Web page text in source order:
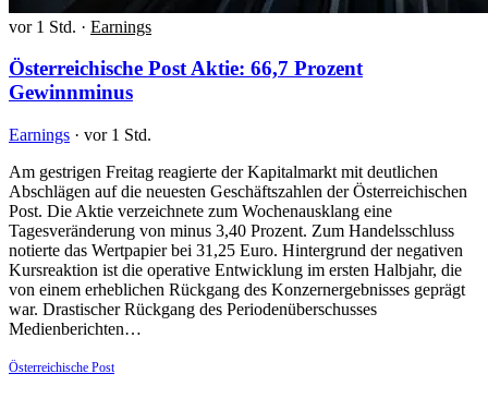
vor 1 Std. · Earnings
Österreichische Post Aktie: 66,7 Prozent
Gewinnminus
Earnings · vor 1 Std.
Am gestrigen Freitag reagierte der Kapitalmarkt mit deutlichen
Abschlägen auf die neuesten Geschäftszahlen der Österreichischen
Post. Die Aktie verzeichnete zum Wochenausklang eine
Tagesveränderung von minus 3,40 Prozent. Zum Handelsschluss
notierte das Wertpapier bei 31,25 Euro. Hintergrund der negativen
Kursreaktion ist die operative Entwicklung im ersten Halbjahr, die
von einem erheblichen Rückgang des Konzernergebnisses geprägt
war. Drastischer Rückgang des Periodenüberschusses
Medienberichten…
Österreichische Post